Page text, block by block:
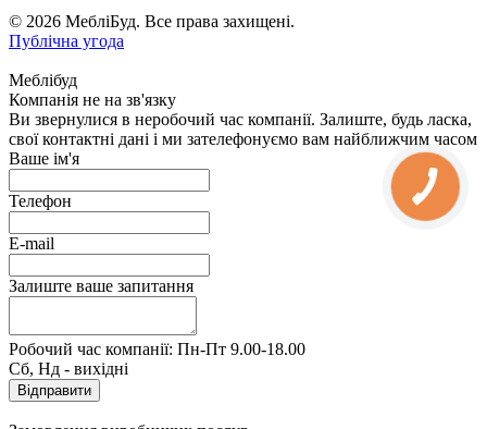
© 2026 МебліБуд. Все права захищені.
Публічна угода
Меблібуд
Компанія не на зв'язку
Ви звернулися в неробочий час компанії. Залиште, будь ласка,
свої контактні дані і ми зателефонуємо вам найближчим часом
Ваше ім'я
Телефон
E-mail
Залиште ваше запитання
Робочий час компанії: Пн-Пт 9.00-18.00
Сб, Нд - вихідні